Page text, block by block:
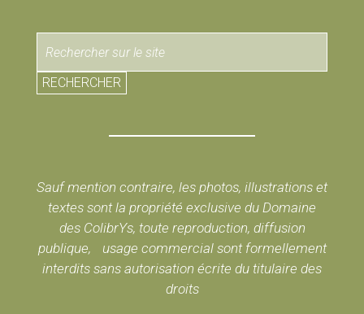
RECHERCHER
Sauf mention contraire, les photos, illustrations et
textes sont la propriété exclusive du Domaine
des ColibrYs, toute reproduction, diffusion
publique, usage commercial sont formellement
interdits sans autorisation écrite du titulaire des
droits